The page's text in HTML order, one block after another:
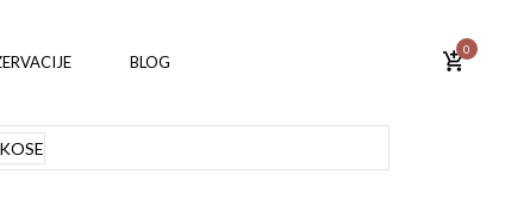
BLOG
0